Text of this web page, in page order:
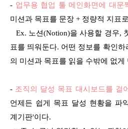
- 업무용 협업 툴 메인화면에 대문
미션과 목표를 문장 + 정량적 지표
Ex. 노션(Notion)을 사용할 경우,
표를 띄워둔다. 어떤 정보를 확인
의 미션과 목표를 읽을 수밖에 없게
- 조직의 달성 목표 대시보드를 걸
언제든 쉽게 목표 달성 현황을 파
계기판'이다.